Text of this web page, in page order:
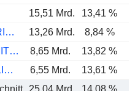
15,51 Mrd. 13,41 %
SAMSUNG FIRE & MARINE INSURANCE CO., LTD.
13,26 Mrd. 8,84 %
SUNCORP GROUP LIMITED
8,65 Mrd. 13,82 %
INSURANCE AUSTRALIA GROUP LIMITED
6,55 Mrd. 13,61 %
25,04 Mrd. 14,08 %